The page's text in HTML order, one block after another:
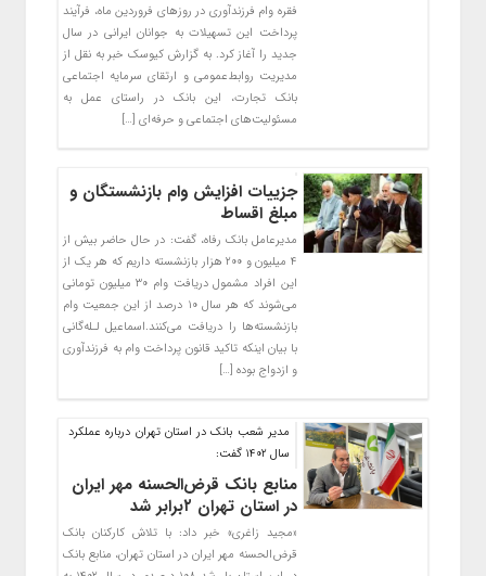
فقره وام فرزندآوری در روزهای فروردین ماه، فرآیند
پرداخت این تسهیلات به جوانان ایرانی در سال
جدید را آغاز کرد. به گزارش کیوسک خبر به نقل از
مدیریت روابط‌عمومی و ارتقای سرمایه اجتماعی
بانک تجارت، این بانک در راستای عمل به
مسئولیت‌های اجتماعی و حرفه‌ای […]
جزییات افزایش وام بازنشستگان و
مبلغ اقساط
مدیرعامل بانک رفاه، گفت: در حال حاضر بیش از
۴ میلیون و ۲۰۰ هزار بازنشسته داریم که هر یک از
این افراد مشمول دریافت وام ۳۰ میلیون تومانی
می‌شوند که هر سال ۱۰ درصد از این جمعیت وام
بازنشسته‌ها را دریافت می‌کنند.اسماعیل لـله‌گانی
با بیان اینکه تاکید قانون پرداخت وام به فرزندآوری
و ازدواج بوده […]
مدیر شعب بانک در استان تهران درباره عملکرد
سال ۱۴۰۲ گفت:
منابع بانک قرض‌الحسنه مهر ایران
در استان تهران ۲برابر شد
«مجید زاغری» خبر داد: با تلاش کارکنان بانک
قرض‌الحسنه مهر ایران در استان تهران، منابع بانک